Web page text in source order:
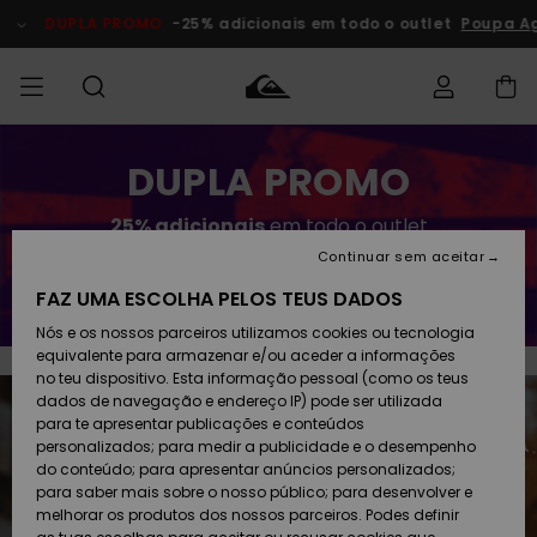
DUPLA PROMO -25% adicionais em todo o outlet Poupa
Roupas
Calçado e
chinelos
Surfe/água
Snow
MENINO
Roupas
Calçado e
chinelos
Surfe/água
Neve
MULHER
Shop
chegados
Highlights
Snow
SURF
Surf Shop
Homem
Crianças
Highlights
Community
SNOW
Artigos
Neve
Artigos
Criança
Snow Shop
Feminino
Highlights
DUPLA
PROMO
Outlet
Homem
Criança
Outlet
Mulher
encomenda
Devoluções
Pagamento
Cartão
presente
Quiksilver
DUPLA PROMO
25% adicionaisem todo o outlet
FAZ UMA ESCOLHA PELOS TEUS DADOS
Nós e os nossos parceiros utilizamos cookies ou tecnologia
equivalente para armazenar e/ou aceder a informações
no teu dispositivo. Esta informação pessoal (como os teus
dados de navegação e endereço IP) pode ser utilizada
para te apresentar publicações e conteúdos
personalizados; para medir a publicidade e o desempenho
do conteúdo; para apresentar anúncios personalizados;
para saber mais sobre o nosso público; para desenvolver e
melhorar os produtos dos nossos parceiros. Podes definir
Continuar sem aceitar